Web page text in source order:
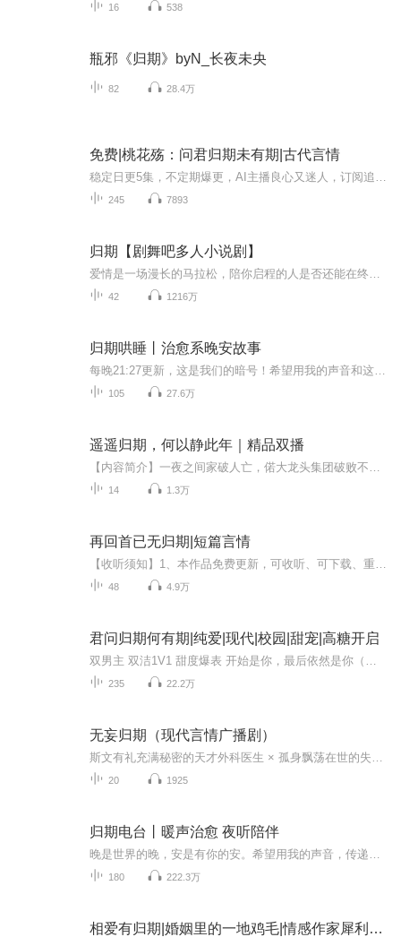
16 538
瓶邪《归期》byN_长夜未央
82 28.4万
免费|桃花殇：问君归期未有期|古代言情
245 7893
归期【剧舞吧多人小说剧】
42 1216万
归期哄睡丨治愈系晚安故事
105 27.6万
遥遥归期，何以静此年｜精品双播
14 1.3万
再回首已无归期|短篇言情
48 4.9万
君问归期何有期|纯爱|现代|校园|甜宠|高糖开启
235 22.2万
无妄归期（现代言情广播剧）
20 1925
归期电台丨暖声治愈 夜听陪伴
180 222.3万
相爱有归期|婚姻里的一地鸡毛|情感作家犀利之作